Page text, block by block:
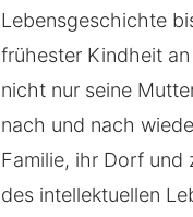
Lebensgeschichte
frühester Kindheit
nicht nur seine
nach und nach
Familie, ihr Dorf und
des intellektuellen